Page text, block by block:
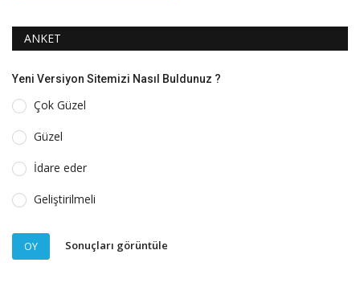
ANKET
Yeni Versiyon Sitemizi Nasıl Buldunuz ?
Çok Güzel
Güzel
İdare eder
Geliştirilmeli
OY Sonuçları görüntüle